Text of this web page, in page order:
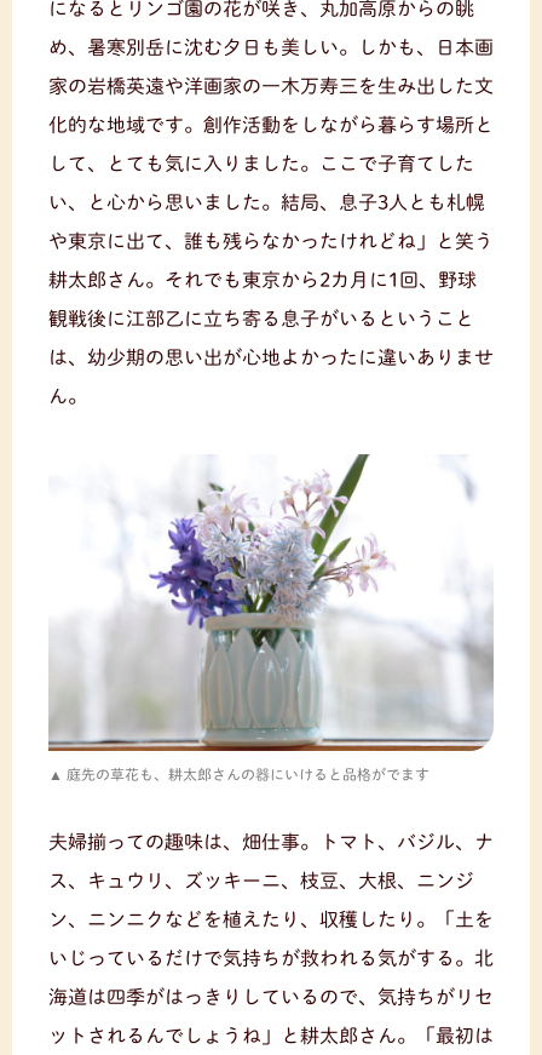
になるとリンゴ園の花が咲き、丸加高原からの眺
め、暑寒別岳に沈む夕日も美しい。しかも、日本画
家の岩橋英遠や洋画家の一木万寿三を生み出した文
化的な地域です。創作活動をしながら暮らす場所と
して、とても気に入りました。ここで子育てした
い、と心から思いました。結局、息子3人とも札幌
や東京に出て、誰も残らなかったけれどね」と笑う
耕太郎さん。それでも東京から2カ月に1回、野球
観戦後に江部乙に立ち寄る息子がいるということ
は、幼少期の思い出が心地よかったに違いありませ
ん。
庭先の草花も、耕太郎さんの器にいけると品格がでます
夫婦揃っての趣味は、畑仕事。トマト、バジル、ナ
ス、キュウリ、ズッキーニ、枝豆、大根、ニンジ
ン、ニンニクなどを植えたり、収穫したり。「土を
いじっているだけで気持ちが救われる気がする。北
海道は四季がはっきりしているので、気持ちがリセ
ットされるんでしょうね」と耕太郎さん。「最初は